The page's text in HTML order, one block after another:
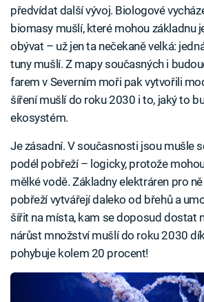
předvídat další vývoj. Biologové
biomasy mušlí, které mohou základnu
obývat – už jen ta nečekaně velká:
tuny mušlí. Z mapy současných i
farem v Severním moři pak vytvořili
šíření mušlí do roku 2030 i to, jaký to
ekosystém.
Je zásadní. V současnosti jsou mušle
podél pobřeží – logicky, protože
mělké vodě. Základny elektráren pro
pobřeží vytvářejí daleko od břehů a
šířit na místa, kam se doposud dostat
nárůst množství mušlí do roku 2030
pohybuje kolem 20 procent!